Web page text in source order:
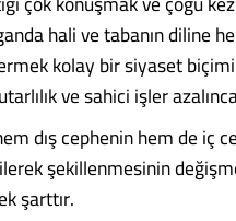
hali ve tabanın diline
kolay bir siyaset
ve sahici işler
dış cephenin hem de iç
şekillenmesinin
şarttır.